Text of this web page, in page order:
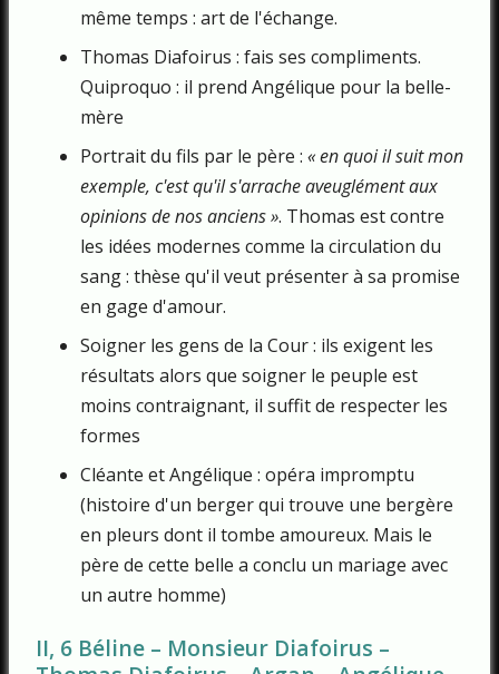
même temps : art de l'échange.
Thomas Diafoirus : fais ses compliments.
Quiproquo : il prend Angélique pour la belle-
mère
Portrait du fils par le père : « en quoi il suit mon
exemple, c'est qu'il s'arrache aveuglément aux
opinions de nos anciens ». Thomas est contre
les idées modernes comme la circulation du
sang : thèse qu'il veut présenter à sa promise
en gage d'amour.
Soigner les gens de la Cour : ils exigent les
résultats alors que soigner le peuple est
moins contraignant, il suffit de respecter les
formes
Cléante et Angélique : opéra impromptu
(histoire d'un berger qui trouve une bergère
en pleurs dont il tombe amoureux. Mais le
père de cette belle a conclu un mariage avec
un autre homme)
II, 6 Béline – Monsieur Diafoirus –